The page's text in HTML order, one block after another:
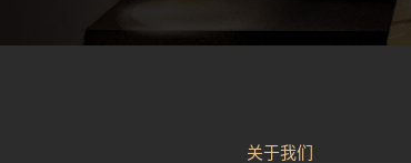
关于我们